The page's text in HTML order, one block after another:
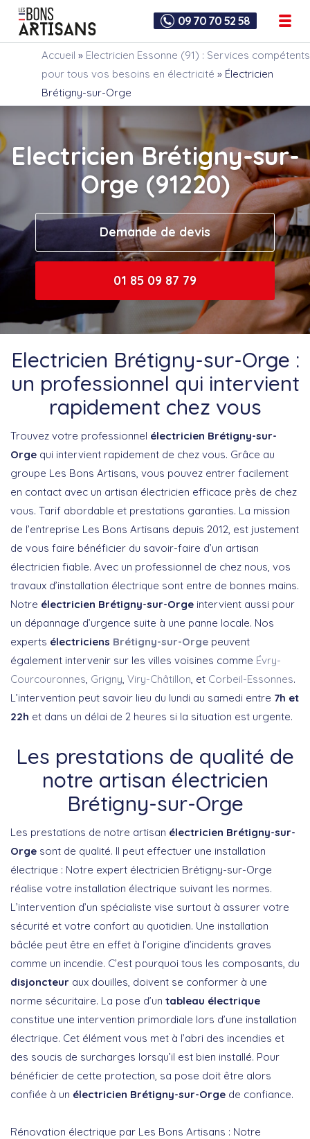
09 70 70 52 58
Accueil » Electricien Essonne (91) : Services compétents
pour tous vos besoins en électricité » Électricien
Brétigny-sur-Orge
Electricien Brétigny-sur-
Orge (91220)
Demande de devis
01 85 09 87 79
Electricien Brétigny-sur-Orge :
un professionnel qui intervient
rapidement chez vous
Trouvez votre professionnel électricien Brétigny-sur-
Orge qui intervient rapidement de chez vous. Grâce au
groupe Les Bons Artisans, vous pouvez entrer facilement
en contact avec un artisan électricien efficace près de chez
vous. Tarif abordable et prestations garanties. La mission
de l’entreprise Les Bons Artisans depuis 2012, est justement
de vous faire bénéficier du savoir-faire d’un artisan
électricien fiable. Avec un professionnel de chez nous, vos
travaux d’installation électrique sont entre de bonnes mains.
Notre électricien Brétigny-sur-Orge intervient aussi pour
un dépannage d’urgence suite à une panne locale. Nos
experts électriciens Brétigny-sur-Orge peuvent
également intervenir sur les villes voisines comme Évry-
Courcouronnes Grigny Viry-Châtillon , et Corbeil-Essonnes.
L’intervention peut savoir lieu du lundi au samedi entre 7h et
22h et dans un délai de 2 heures si la situation est urgente.
Les prestations de qualité de
notre artisan électricien
Brétigny-sur-Orge
Les prestations de notre artisan électricien Brétigny-sur-
Orge sont de qualité. Il peut effectuer une installation
électrique : Notre expert électricien Brétigny-sur-Orge
réalise votre installation électrique suivant les normes.
L’intervention d’un spécialiste vise surtout à assurer votre
sécurité et votre confort au quotidien. Une installation
bâclée peut être en effet à l’origine d’incidents graves
comme un incendie. C’est pourquoi tous les composants, du
disjoncteur aux douilles, doivent se conformer à une
norme sécuritaire. La pose d’un tableau électrique
constitue une intervention primordiale lors d’une installation
électrique. Cet élément vous met à l’abri des incendies et
des soucis de surcharges lorsqu’il est bien installé. Pour
bénéficier de cette protection, sa pose doit être alors
confiée à un électricien Brétigny-sur-Orge de confiance.
Rénovation électrique par Les Bons Artisans : Notre